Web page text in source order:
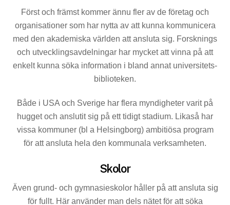
Först och främst kommer ännu fler av de företag och
organisationer som har nytta av att kunna kommunicera
med den akademiska världen att ansluta sig. Forsknings
­och utvecklingsavdelningar har mycket att vinna på att
enkelt kunna söka information i bland annat universitets­
biblioteken.
Både i USA och Sverige har flera myndigheter varit på
hugget och anslutit sig på ett tidigt stadium. Likaså har
vissa kommuner (bl a Helsingborg) ambitiösa program
för att ansluta hela den kommunala verksamheten.
Skolor
Även grund- och gymnasieskolor håller på att ansluta sig
för fullt. Här använder man dels nätet för att söka